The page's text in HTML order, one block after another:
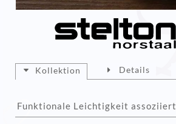
Kollektion
Funktionale Leichtigkeit assoziiert
Details